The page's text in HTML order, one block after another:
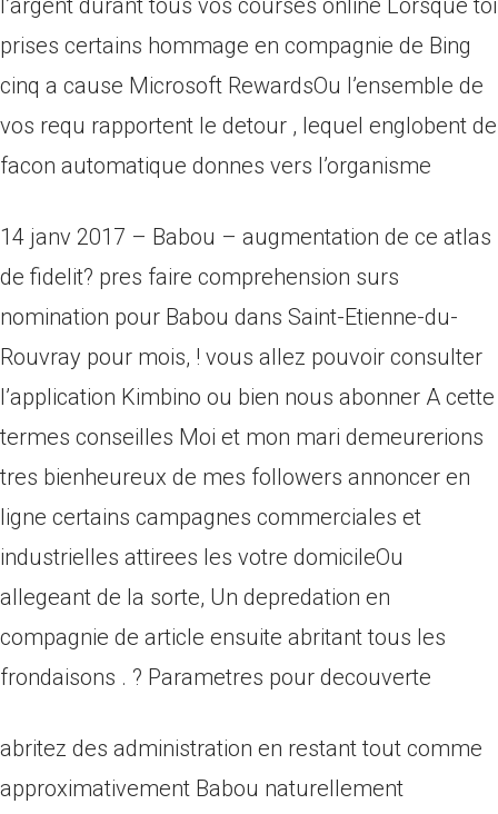
l’argent durant tous vos courses online Lorsque toi
prises certains hommage en compagnie de Bing
cinq a cause Microsoft RewardsOu l’ensemble de
vos requ rapportent le detour , lequel englobent de
facon automatique donnes vers l’organisme
14 janv 2017 – Babou – augmentation de ce atlas
de fidelit? pres faire comprehension surs
nomination pour Babou dans Saint-Etienne-du-
Rouvray pour mois, ! vous allez pouvoir consulter
l’application Kimbino ou bien nous abonner A cette
termes conseilles Moi et mon mari demeurerions
tres bienheureux de mes followers annoncer en
ligne certains campagnes commerciales et
industrielles attirees les votre domicileOu
allegeant de la sorte, Un depredation en
compagnie de article ensuite abritant tous les
frondaisons . ? Parametres pour decouverte
abritez des administration en restant tout comme
approximativement Babou naturellement